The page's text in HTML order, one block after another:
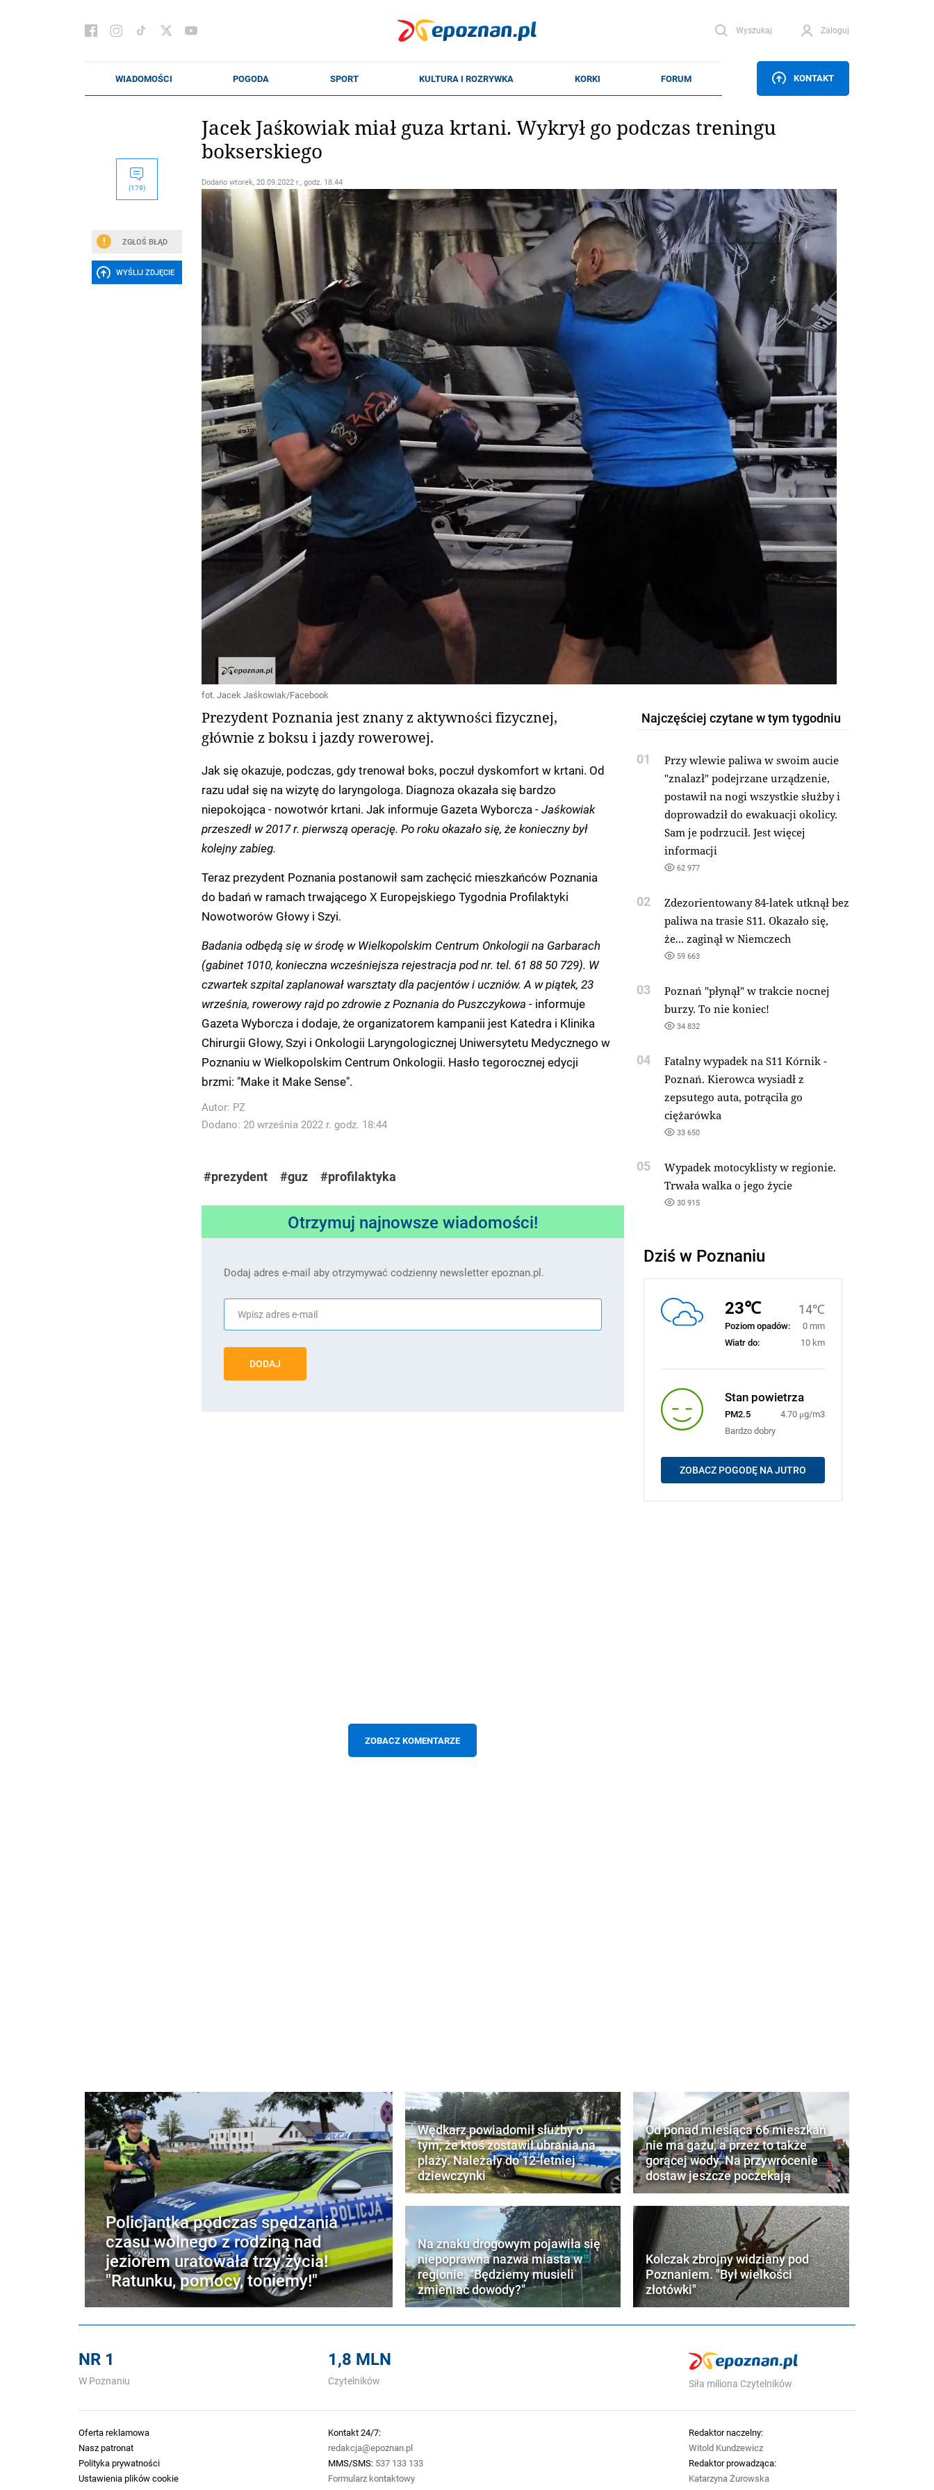
Wyszukaj Zaloguj
KONTAKT
(179)
ZGŁOŚ BŁĄD
WYŚLIJ ZDJĘCIE
Jacek Jaśkowiak miał guza krtani. Wykrył go podczas treningu
bokserskiego
Dodano wtorek, 20.09.2022 r., godz. 18.44
fot. Jacek Jaśkowiak/Facebook
Prezydent Poznania jest znany z aktywności fizycznej,
głównie z boksu i jazdy rowerowej.
Jak się okazuje, podczas, gdy trenował boks, poczuł dyskomfort w krtani. Od
razu udał się na wizytę do laryngologa. Diagnoza okazała się bardzo
niepokojąca - nowotwór krtani. Jak informuje Gazeta Wyborcza -Jaśkowiak
przeszedł w 2017 r. pierwszą operację. Po roku okazało się, że konieczny był
kolejny zabieg.
Teraz prezydent Poznania postanowił sam zachęcić mieszkańców Poznania
do badań w ramach trwającego X Europejskiego Tygodnia Profilaktyki
Nowotworów Głowy i Szyi.
Badania odbędą się w środę w Wielkopolskim Centrum Onkologii na Garbarach
(gabinet 1010, konieczna wcześniejsza rejestracja pod nr. tel. 61 88 50 729). W
czwartek szpital zaplanował warsztaty dla pacjentów i uczniów. A w piątek, 23
września, rowerowy rajd po zdrowie z Poznania do Puszczykowa - informuje
Gazeta Wyborcza i dodaje, że organizatorem kampanii jest Katedra i Klinika
Chirurgii Głowy, Szyi i Onkologii Laryngologicznej Uniwersytetu Medycznego w
Poznaniu w Wielkopolskim Centrum Onkologii. Hasło tegorocznej edycji
brzmi: "Make it Make Sense".
Autor: PZ
Dodano: 20 września 2022 r. godz. 18:44
#prezydent #guz #profilaktyka
Otrzymuj najnowsze wiadomości!
Dodaj adres e-mail aby otrzymywać codzienny newsletter epoznan.pl.
DODAJ
ZOBACZ KOMENTARZE
Najczęściej czytane w tym tygodniu
01
Przy wlewie paliwa w swoim aucie
"znalazł" podejrzane urządzenie,
postawił na nogi wszystkie służby i
doprowadził do ewakuacji okolicy.
Sam je podrzucił. Jest więcej
informacji
62 977
02
Zdezorientowany 84-latek utknął bez
paliwa na trasie S11. Okazało się,
że... zaginął w Niemczech
59 663
03
Poznań "płynął" w trakcie nocnej
burzy. To nie koniec!
34 832
04
Fatalny wypadek na S11 Kórnik -
Poznań. Kierowca wysiadł z
zepsutego auta, potrąciła go
ciężarówka
33 650
05
Wypadek motocyklisty w regionie.
Trwała walka o jego życie
30 915
Dziś w Poznaniu
23℃ 14℃
Poziom opadów:
0 mm
Wiatr do:
10 km
Stan powietrza
PM2.5
4.70 μg/m3
Bardzo dobry
ZOBACZ POGODĘ NA JUTRO
Policjantka podczas spędzania
czasu wolnego z rodziną nad
jeziorem uratowała trzy życia!
"Ratunku, pomocy, toniemy!"
Wędkarz powiadomił służby o
tym, że ktoś zostawił ubrania na
plaży. Należały do 12-letniej
dziewczynki
Na znaku drogowym pojawiła się
niepoprawna nazwa miasta w
regionie. "Będziemy musieli
zmieniać dowody?"
Od ponad miesiąca 66 mieszkań
nie ma gazu, a przez to także
gorącej wody. Na przywrócenie
dostaw jeszcze poczekają
Kolczak zbrojny widziany pod
Poznaniem. "Był wielkości
złotówki"
NR 1
W Poznaniu
1,8 MLN
Czytelników Siła miliona Czytelników
Oferta reklamowa
Nasz patronat
Polityka prywatności
Ustawienia plików cookie
Kontakt 24/7:
redakcja@epoznan.pl
MMS/SMS: 537 133 133
Formularz kontaktowy
Redaktor naczelny:
Witold Kundzewicz
Redaktor prowadząca:
Katarzyna Żurowska